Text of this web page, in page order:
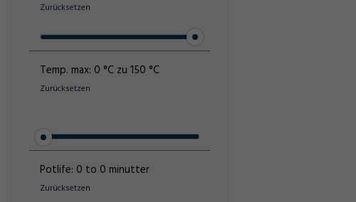
Zurücksetzen
Temp. max: 0 °C zu 150 °C
Zurücksetzen
Potlife: 0 to 0 minutter
Zurücksetzen